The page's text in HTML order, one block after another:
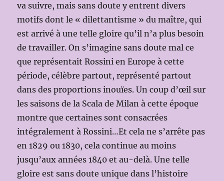
va suivre, mais sans doute y entrent divers
motifs dont le « dilettantisme » du maître, qui
est arrivé à une telle gloire qu’il n’a plus besoin
de travailler. On s’imagine sans doute mal ce
que représentait Rossini en Europe à cette
période, célèbre partout, représenté partout
dans des proportions inouïes. Un coup d’œil sur
les saisons de la Scala de Milan à cette époque
montre que certaines sont consacrées
intégralement à Rossini…Et cela ne s’arrête pas
en 1829 ou 1830, cela continue au moins
jusqu’aux années 1840 et au-delà. Une telle
gloire est sans doute unique dans l’histoire